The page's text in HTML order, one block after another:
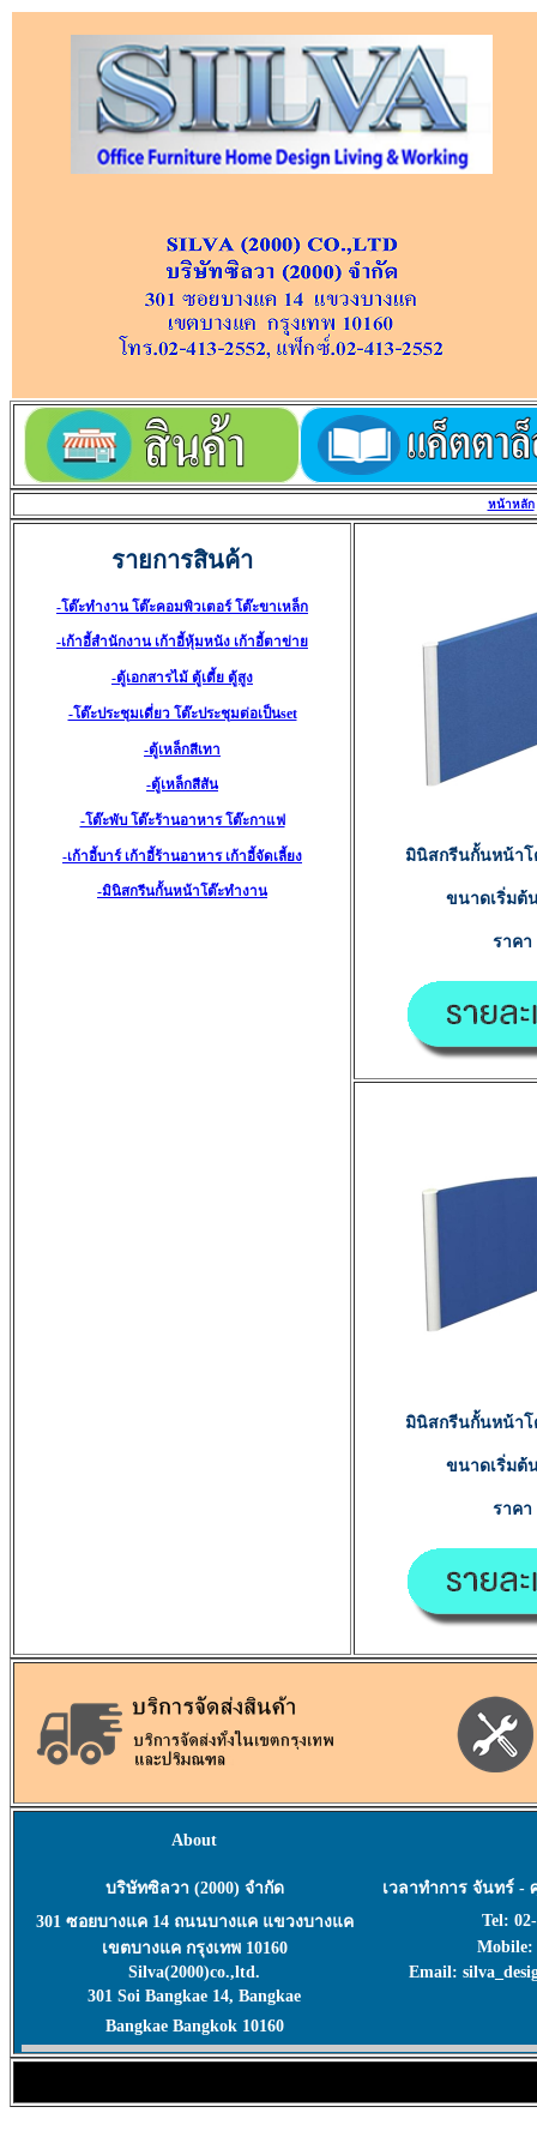
หน้าหลัก
รายการสินค้า
-โต๊ะทำงาน โต๊ะคอมพิวเตอร์ โต๊ะขาเหล็ก
-เก้าอี้สำนักงาน เก้าอี้หุ้มหนัง เก้าอี้ตาข่าย
-ตู้เอกสารไม้ ตู้เตี้ย ตู้สูง
-โต๊ะประชุมเดี่ยว โต๊ะประชุมต่อเป็นset
-ตู้เหล็กสีเทา
-ตู้เหล็กสีสัน
-โต๊ะพับ โต๊ะร้านอาหาร โต๊ะกาแฟ
-เก้าอี้บาร์ เก้าอี้ร้านอาหาร เก้าอี้จัดเลี้ยง
-มินิสกรีนกั้นหน้าโต๊ะทำงาน
มินิสกรีนกั้นหน้าโ
ขนาดเริ่มต้
ราค
มินิสกรีนกั้นหน้าโ
ขนาดเริ่มต้
ราค
About
บริษัทซิลวา (2000) จำกัด
เวลาทำการ จันทร์ -
301 ซอยบางแค 14 ถนนบางแค แขวงบางแค
Tel:
เขตบางแค กรุงเทพ 10160
Mobile:
Silva(2000)co.,ltd.
Email:
301 Soi Bangkae 14, Bangkae
Bangkae Bangkok 10160